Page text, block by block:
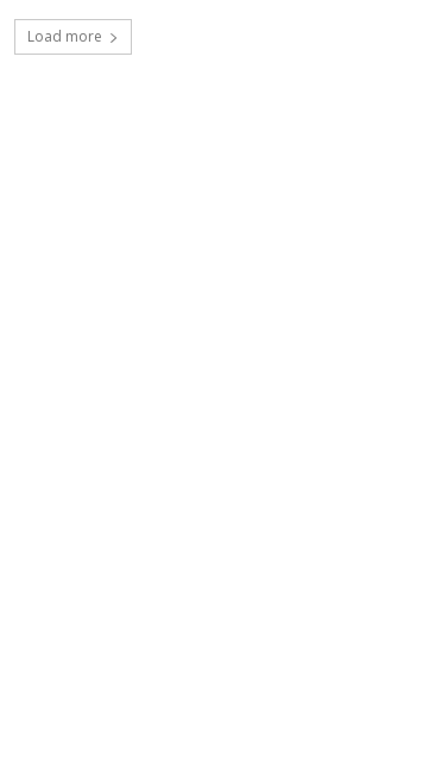
Load more